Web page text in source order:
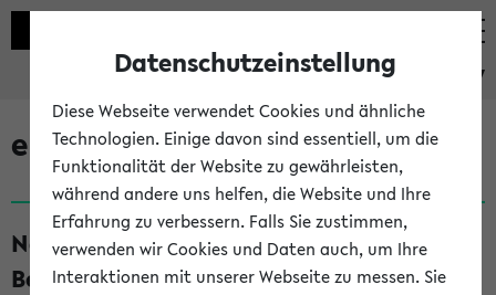
eKVV
eKVV News
Nachhaltigkeitspreis 2026:
Bewerbungsphase gestartet (06.08.26)
Datenschutzeinstellung
Diese Webseite verwendet Cookies und ähnliche
Technologien. Einige davon sind essentiell, um die
Funktionalität der Website zu gewährleisten,
während andere uns helfen, die Website und Ihre
Erfahrung zu verbessern. Falls Sie zustimmen,
verwenden wir Cookies und Daten auch, um Ihre
Interaktionen mit unserer Webseite zu messen. Sie